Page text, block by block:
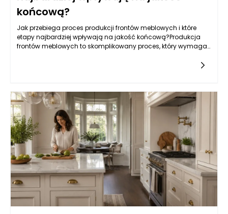
końcową?
Jak przebiega proces produkcji frontów meblowych i które
etapy najbardziej wpływają na jakość końcową?Produkcja
frontów meblowych to skomplikowany proces, który wymaga